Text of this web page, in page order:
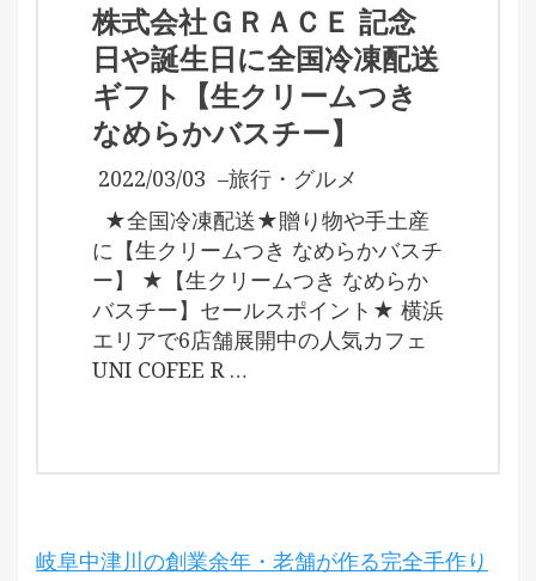
株式会社ＧＲＡＣＥ 記念
日や誕生日に全国冷凍配送
ギフト【生クリームつき
なめらかバスチー】
2022/03/03 –旅行・グルメ
★全国冷凍配送★贈り物や手土産
に【生クリームつき なめらかバスチ
ー】 ★【生クリームつき なめらか
バスチー】セールスポイント★ 横浜
エリアで6店舗展開中の人気カフェ
UNI COFEE R …
岐阜中津川の創業余年・老舗が作る完全手作り